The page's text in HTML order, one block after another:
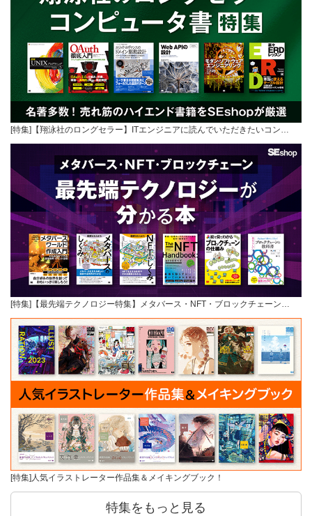
[特集]【翔泳社のロングセラー】ITエンジニアに読んでいただきたいコン…
[特集]【最先端テクノロジー特集】メタバース・NFT・ブロックチェーン…
[特集]人気イラストレーター作品集＆メイキングブック！
特集をもっと見る